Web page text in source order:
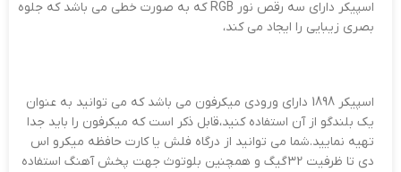
اسپیکر دارای سه رقص نور RGB که به صورت خطی می باشد که جلوه
بصری زیبایی را ایجاد می کند،
اسپیکر 1898 دارای ورودی میکرفون می باشد که می توانید به عنوان
یک بلندگو از آن استفاده کنید،قابل ذکر است که میکرفون را باید جدا
تهیه نمایید.شما می توانید از درگاه فلش یا کارت حافظه میکرو اس
دی تا ظرفیت 32گیگ و همچنین بلوتوث جهت پخش آهنگ استفاده